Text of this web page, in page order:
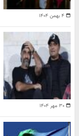
۴ بهمن ۱۴۰۴
۳۰ مهر ۱۴۰۴